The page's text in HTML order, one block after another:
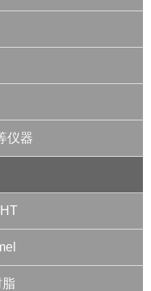
仪器